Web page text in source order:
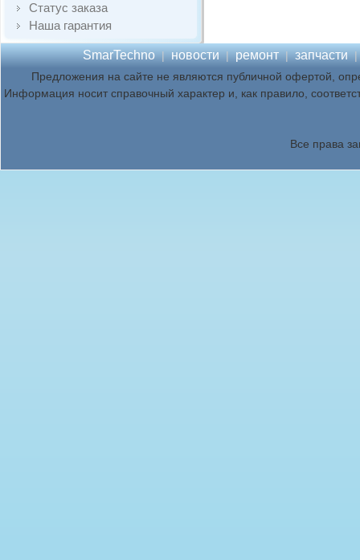
Статус заказа
Наша гарантия
SmarTechno | новости | ремонт | запчасти |
Предложения на сайте не являются публичной офертой,
Информация носит справочный характер и, как правило,
Все права